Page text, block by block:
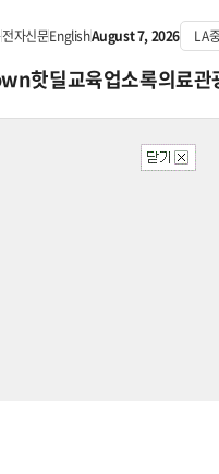
전자신문EnglishAugust 7, 2026
핫딜교육업소록의료관